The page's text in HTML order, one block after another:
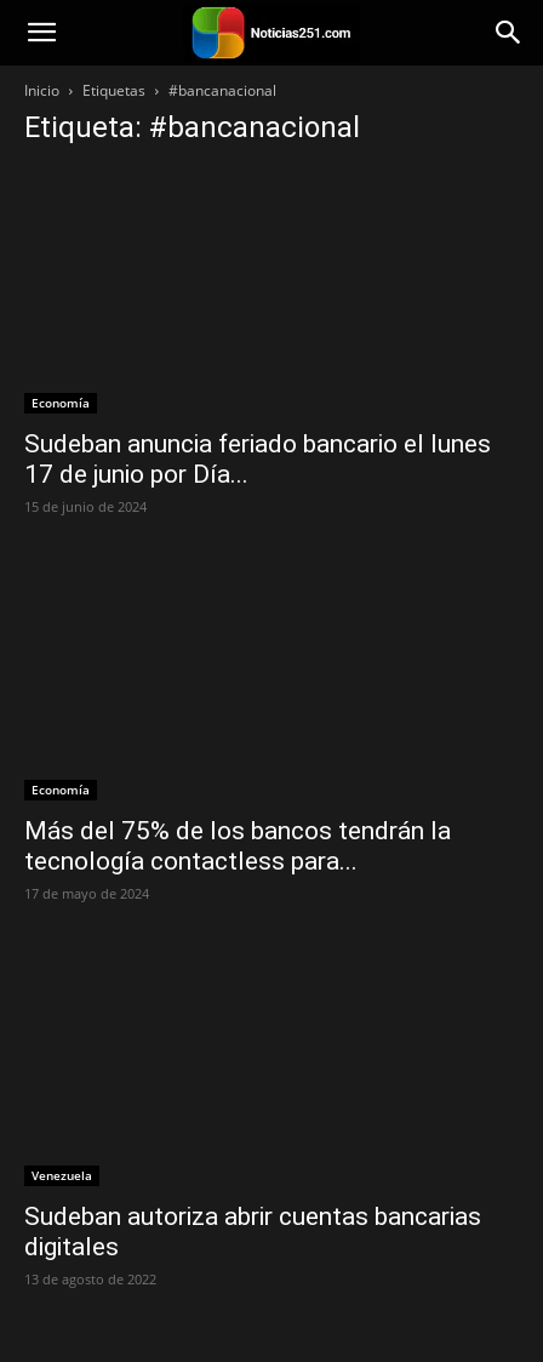
Noticias251
Inicio Etiquetas #bancanacional
Etiqueta: #bancanacional
Economía
Sudeban anuncia feriado bancario el lunes
17 de junio por Día...
15 de junio de 2024
Economía
Más del 75% de los bancos tendrán la
tecnología contactless para...
17 de mayo de 2024
Venezuela
Sudeban autoriza abrir cuentas bancarias
digitales
13 de agosto de 2022